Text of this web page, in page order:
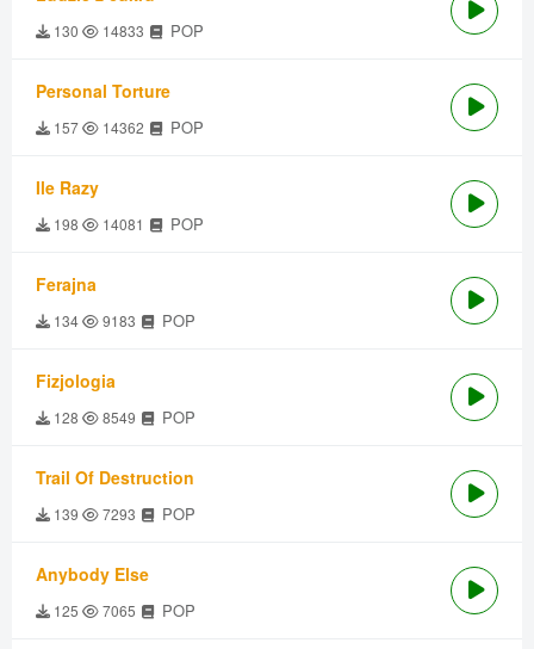
130 14833 POP
Personal Torture
157 14362 POP
Ile Razy
198 14081 POP
Ferajna
134 9183 POP
Fizjologia
128 8549 POP
Trail Of Destruction
139 7293 POP
Anybody Else
125 7065 POP